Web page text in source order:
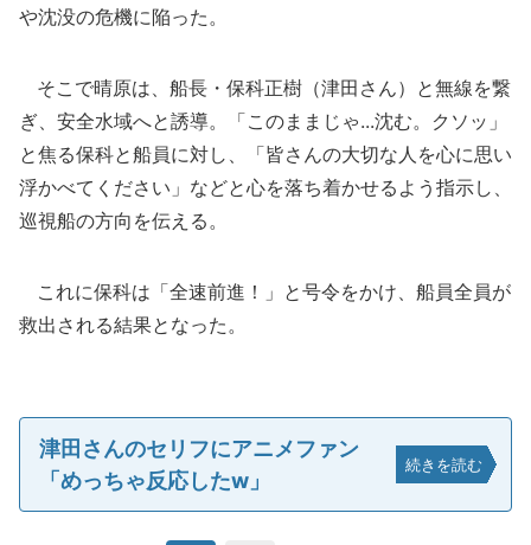
や沈没の危機に陥った。
そこで晴原は、船長・保科正樹（津田さん）と無線を繋
ぎ、安全水域へと誘導。「このままじゃ...沈む。クソッ」
と焦る保科と船員に対し、「皆さんの大切な人を心に思い
浮かべてください」などと心を落ち着かせるよう指示し、
巡視船の方向を伝える。
これに保科は「全速前進！」と号令をかけ、船員全員が
救出される結果となった。
津田さんのセリフにアニメファン
「めっちゃ反応したw」
続きを読む